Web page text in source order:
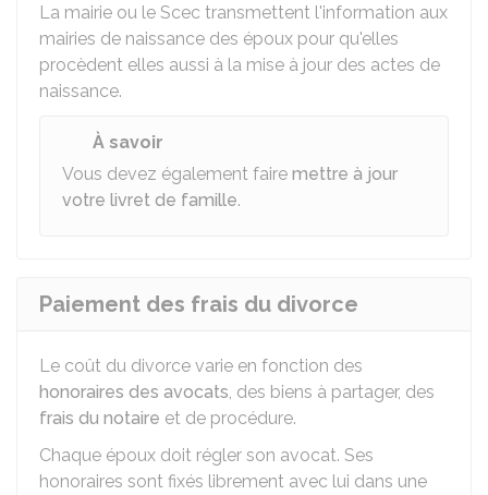
La mairie ou le Scec transmettent l'information aux
mairies de naissance des époux pour qu'elles
procèdent elles aussi à la mise à jour des actes de
naissance.
À savoir
Vous devez également faire mettre à jour
votre livret de famille.
Paiement des frais du divorce
Le coût du divorce varie en fonction des
honoraires des avocats, des biens à partager, des
frais du notaire et de procédure.
Chaque époux doit régler son avocat. Ses
honoraires sont fixés librement avec lui dans une